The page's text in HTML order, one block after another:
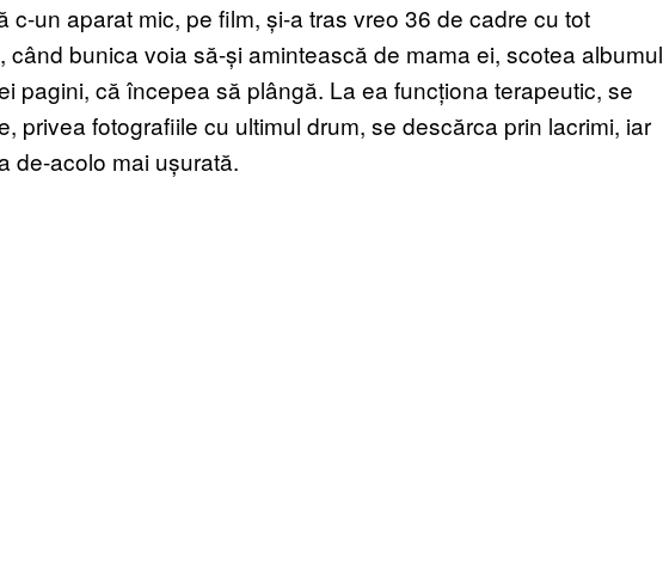
c-un aparat mic, pe film, și-a tras vreo 36 de cadre cu tot
când bunica voia să-și amintească de mama ei, scotea albumul
pagini, că începea să plângă. La ea funcționa terapeutic, se
privea fotografiile cu ultimul drum, se descărca prin lacrimi, iar
de-acolo mai ușurată.